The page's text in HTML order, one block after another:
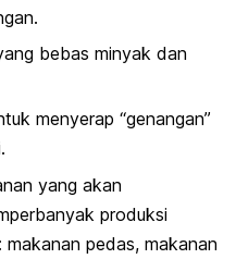
bebas minyak dan
menyerap “genangan”
yang akan
produksi
pedas, makanan